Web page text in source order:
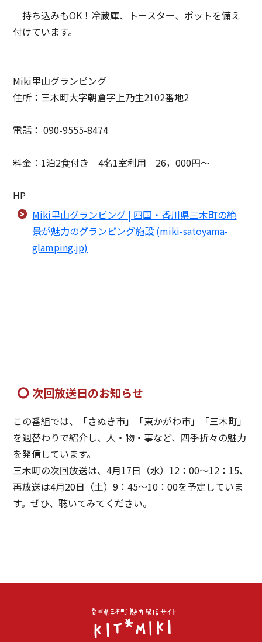
持ち込みもOK！冷蔵庫、トースター、ポットを備え
付けています。
Miki里山グランピング
住所：三木町大字朝倉字上乃生2102番地2
電話： 090-9555-8474
料金：1泊2食付き 4名1室利用 26，000円～
HP
Miki里山グランピング | 四国・香川県三木町の絶
景が魅力のグランピング施設 (miki-satoyama-
glamping.jp)
次回放送日のお知らせ
この番組では、「さぬき市」「東かがわ市」「三木町」
を週替わりで紹介し、人・物・事など、四季折々の魅力
を発信しています。
三木町の次回放送は、4月17日（水）12：00～12：15、
再放送は4月20日（土）9：45～10：00を予定していま
す。ぜひ、聴いてみてください。